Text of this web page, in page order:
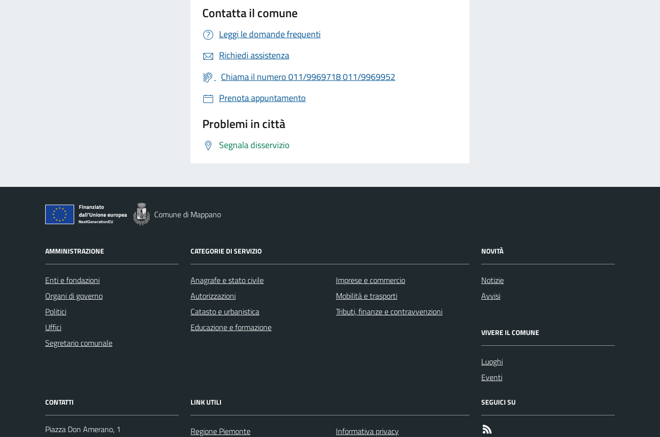
Contatta il comune
Leggi le domande frequenti
Richiedi assistenza
Chiama il numero 011/9969718 011/9969952
Prenota appuntamento
Problemi in città
Segnala disservizio
Comune di Mappano
AMMINISTRAZIONE
Enti e fondazioni
Organi di governo
Politici
Uffici
Segretario comunale
CATEGORIE DI SERVIZIO
Anagrafe e stato civile
Autorizzazioni
Catasto e urbanistica
Educazione e formazione
Imprese e commercio
Mobilità e trasporti
Tributi, finanze e contravvenzioni
NOVITÀ
Notizie
Avvisi
VIVERE IL COMUNE
Luoghi
Eventi
CONTATTI
Piazza Don Amerano, 1
LINK UTILI
Regione Piemonte Informativa privacy
SEGUICI SU